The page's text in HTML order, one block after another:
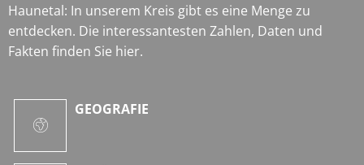
Haunetal: In unserem Kreis gibt es eine Menge zu
entdecken. Die interessantesten Zahlen, Daten und
Fakten finden Sie hier.
GEOGRAFIE